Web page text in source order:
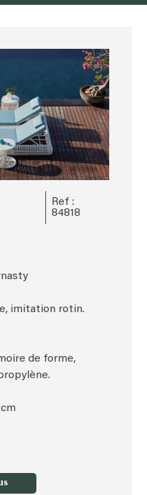
Ref :
84818
imitation rotin.
de forme,